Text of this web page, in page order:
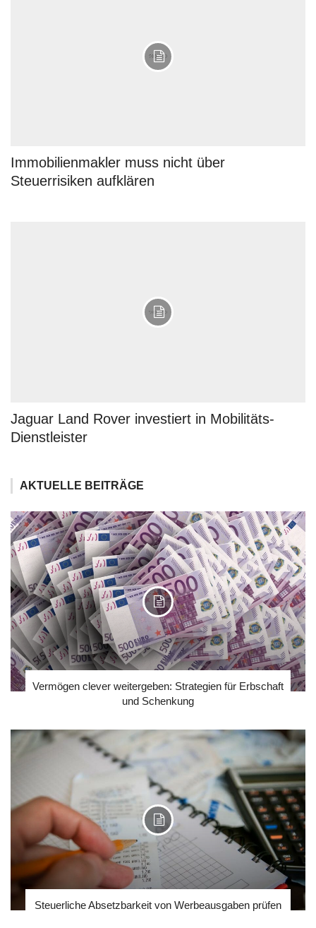
Immobilienmakler muss nicht über
Steuerrisiken aufklären
Jaguar Land Rover investiert in Mobilitäts-
Dienstleister
AKTUELLE BEITRÄGE
Vermögen clever weitergeben: Strategien für Erbschaft
und Schenkung
Steuerliche Absetzbarkeit von Werbeausgaben prüfen